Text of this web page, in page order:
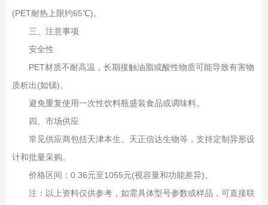
(PET耐热上限约65℃)。
三、注意事项‌
安全性‌
PET材质不耐高温，长期接触油脂或酸性物质可能导致有害物
质析出(如锑)。
避免重复使用一次性饮料瓶盛装食品或调味料。
四、市场供应‌
常见供应商包括天津本生、天正信达生物等，支持定制异形设
计和批量采购。
价格区间：0.36元至1055元(视容量和功能差异)。
注：以上资料仅供参考，如需具体型号参数或样品，可直接联